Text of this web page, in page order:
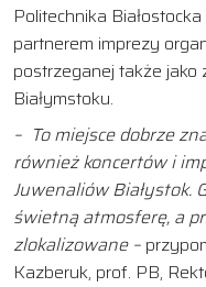
Politechnika
partnerem imprezy
postrzeganej także
Białymstoku.
– To miejsce dobrze
również koncertów i
Juwenaliów Białystok.
świetną atmosferę, a
zlokalizowane –
Kazberuk, prof. PB,